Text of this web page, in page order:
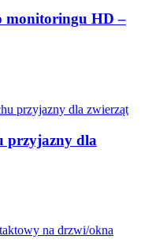
monitoringu HD –
przyjazny dla